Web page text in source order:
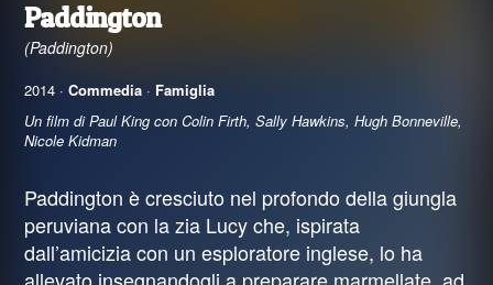
Paddington
(Paddington)
2014 · Commedia · Famiglia
Un film di Paul King con Colin Firth, Sally Hawkins, Hugh Bonneville,
Nicole Kidman
Paddington è cresciuto nel profondo della giungla
peruviana con la zia Lucy che, ispirata
dall’amicizia con un esploratore inglese, lo ha